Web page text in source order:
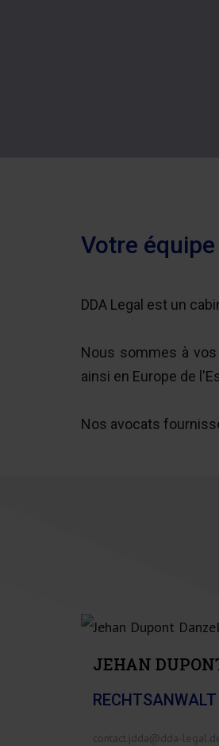
Votre
DDA Legal est un
Nous sommes à vos
ainsi en Europe de
Nos avocats
JEHAN
contact.jdda@dda-